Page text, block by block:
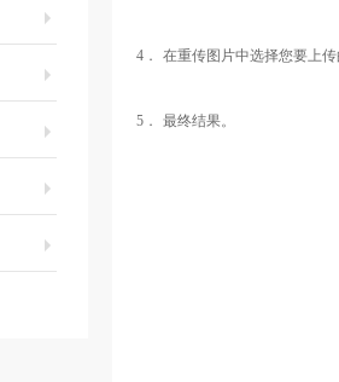
4． 在重传图片中选择您要上
5． 最终结果。